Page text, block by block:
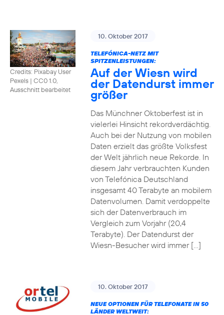
Credits: Pixabay User
Pexels | CC0 1.0,
Ausschnitt bearbeitet
10. Oktober 2017
TELEFÓNICA-NETZ MIT
SPITZENLEISTUNGEN:
Auf der Wiesn wird
der Datendurst immer
größer
Das Münchner Oktoberfest ist in
vielerlei Hinsicht rekordverdächtig.
Auch bei der Nutzung von mobilen
Daten erzielt das größte Volksfest
der Welt jährlich neue Rekorde. In
diesem Jahr verbrauchten Kunden
von Telefónica Deutschland
insgesamt 40 Terabyte an mobilem
Datenvolumen. Damit verdoppelte
sich der Datenverbrauch im
Vergleich zum Vorjahr (20,4
Terabyte). Der Datendurst der
Wiesn-Besucher wird immer […]
10. Oktober 2017
NEUE OPTIONEN FÜR TELEFONATE IN 50
LÄNDER WELTWEIT: